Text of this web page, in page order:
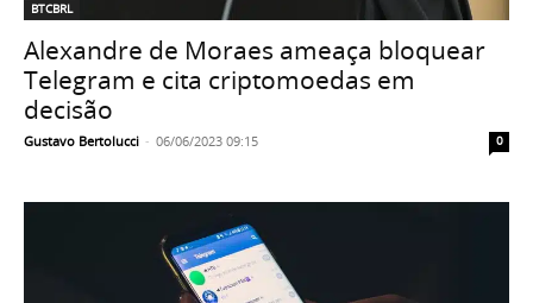
BTCBRL
Alexandre de Moraes ameaça bloquear
Telegram e cita criptomoedas em
decisão
Gustavo Bertolucci - 06/06/2023 09:15 0